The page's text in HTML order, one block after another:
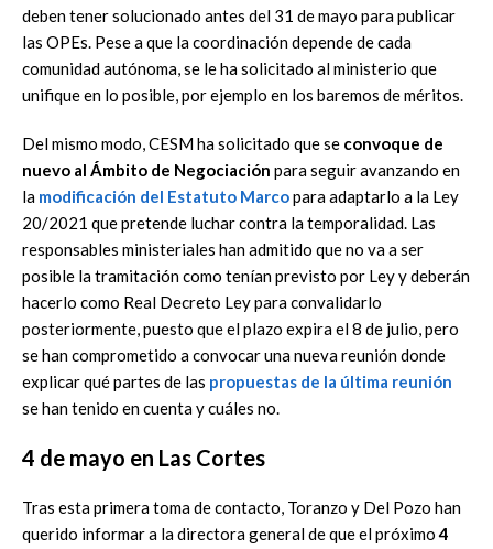
deben tener solucionado antes del 31 de mayo para publicar
las OPEs. Pese a que la coordinación depende de cada
comunidad autónoma, se le ha solicitado al ministerio que
unifique en lo posible, por ejemplo en los baremos de méritos.
Del mismo modo, CESM ha solicitado que se convoque de
nuevo al Ámbito de Negociación para seguir avanzando en
la modificación del Estatuto Marcopara adaptarlo a la Ley
20/2021 que pretende luchar contra la temporalidad. Las
responsables ministeriales han admitido que no va a ser
posible la tramitación como tenían previsto por Ley y deberán
hacerlo como Real Decreto Ley para convalidarlo
posteriormente, puesto que el plazo expira el 8 de julio, pero
se han comprometido a convocar una nueva reunión donde
explicar qué partes de las propuestas de la última reunión
se han tenido en cuenta y cuáles no.
4 de mayo en Las Cortes
Tras esta primera toma de contacto, Toranzo y Del Pozo han
querido informar a la directora general de que el próximo4